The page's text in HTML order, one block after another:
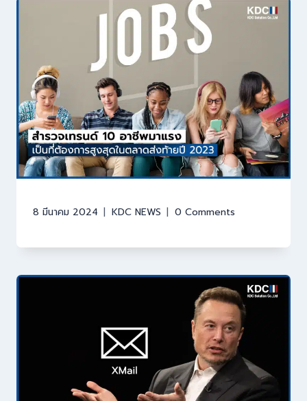
8 มีนาคม 2024 KDC NEWS 0 Comments